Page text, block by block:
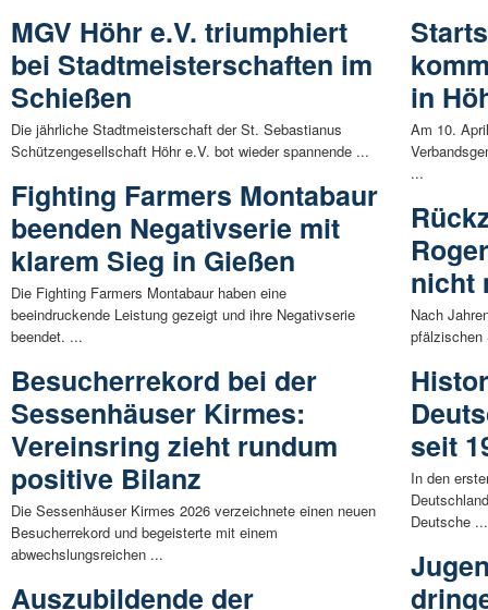
MGV Höhr e.V. triumphiert
bei Stadtmeisterschaften im
Schießen
Die jährliche Stadtmeisterschaft der St. Sebastianus
Schützengesellschaft Höhr e.V. bot wieder spannende ...
Fighting Farmers Montabaur
beenden Negativserie mit
klarem Sieg in Gießen
Die Fighting Farmers Montabaur haben eine
beeindruckende Leistung gezeigt und ihre Negativserie
beendet. ...
Besucherrekord bei der
Sessenhäuser Kirmes:
Vereinsring zieht rundum
positive Bilanz
Die Sessenhäuser Kirmes 2026 verzeichnete einen neuen
Besucherrekord und begeisterte mit einem
abwechslungsreichen ...
Auszubildende der
in
Am 10.
...
nicht
Nach
seit
In den
Deutsche ...